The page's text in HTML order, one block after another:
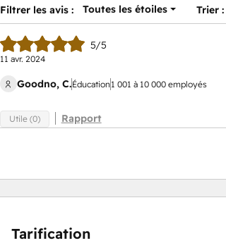
Filtrer les avis : Toutes les étoiles Trier :
5/5
11 avr. 2024
Goodno, C.Éducation 1 001 à 10 000 employés
Utile (0) Rapport
Tarification